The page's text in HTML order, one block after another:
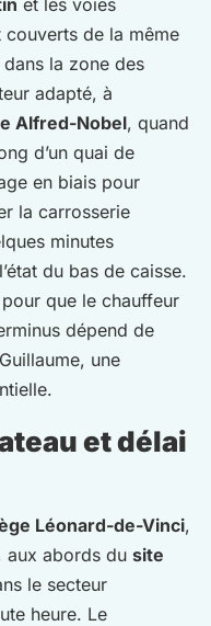
couverts de la même
la zone des
adapté, à
Alfred-Nobel, quand
d’un quai de
en biais pour
la carrosserie
minutes
du bas de caisse.
que le chauffeur
dépend de
une
et délai
Léonard-de-Vinci,
aux abords du site
le secteur
heure. Le